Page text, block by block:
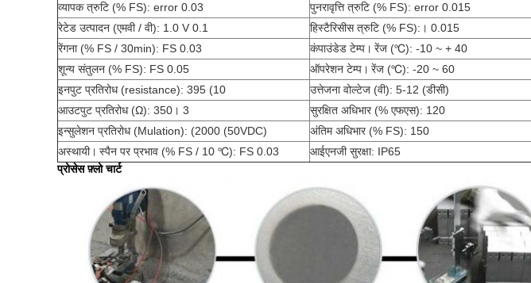
व्यापक त्रुटि (% FS): error 0.03
पुनरावृत्ति त्रुटि (% FS): error 0.015
रेटेड उत्पादन (एमवी / वी): 1.0 V 0.1
हिस्टैरिसीस त्रुटि (% FS):। 0.015
रेंगना (% FS / 30min): FS 0.03
कंपाउंडेड टेम्प। रेंज (℃): -10 ~ + 40
शून्य संतुलन (% FS): FS 0.05
ऑपरेशन टेम्प। रेंज (℃): -20 ~ 60
इनपुट प्रतिरोध (resistance): 395 (10
उत्तेजना वोल्टेज (वी): 5-12 (डीसी)
आउटपुट प्रतिरोध (Ω): 350। 3
सुरक्षित अधिभार (% एफएस): 120
इन्सुलेशन प्रतिरोध (Mulation): (2000 (50VDC)
अंतिम अधिभार (% FS): 150
अस्थायी। स्पैन पर प्रभाव (% FS / 10 ℃): FS 0.03
आईएनजी सुरक्षा: IP65
प्रोसेस फ़्लो चार्ट